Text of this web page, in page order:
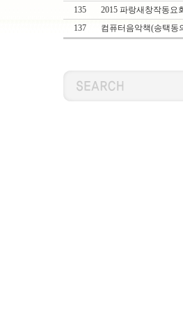
135
2015 파랑새창작동요
137
컴퓨터음악책(송택동